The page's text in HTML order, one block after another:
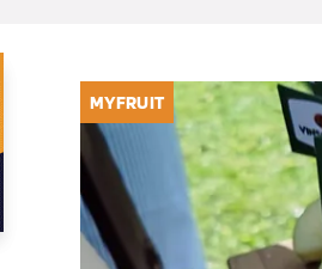
MYFRUIT